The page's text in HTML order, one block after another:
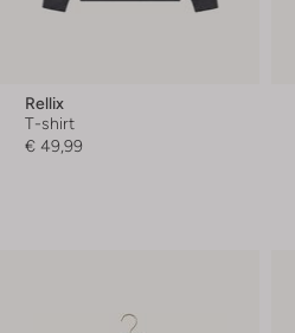
Rellix
T-shirt
€ 49,99